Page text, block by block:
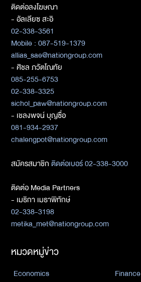
ติดต่อลงโฆษณา
- อัลเลียซ สะอิ
02-338-3561
Mobile : 087-519-1379
allias_sae@nationgroup.com
- ศิชล ภวัตโณทัย
085-255-6753
02-338-3325
sichol_paw@nationgroup.com
- เชลงพจน์ บุญซื่อ
081-934-2937
chalengpot@nationgroup.com
สมัครสมาชิกติดต่อเบอร์ 02-338-3000
ติดต่อ Media Partners
- เมธิกา เมธาพิทักษ์
02-338-3198
metika_met@nationgroup.com
หมวดหมู่ข่าว
Economics
Finance